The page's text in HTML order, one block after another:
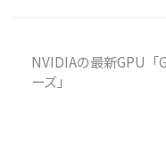
NVIDIAの最新GPU「
ーズ」